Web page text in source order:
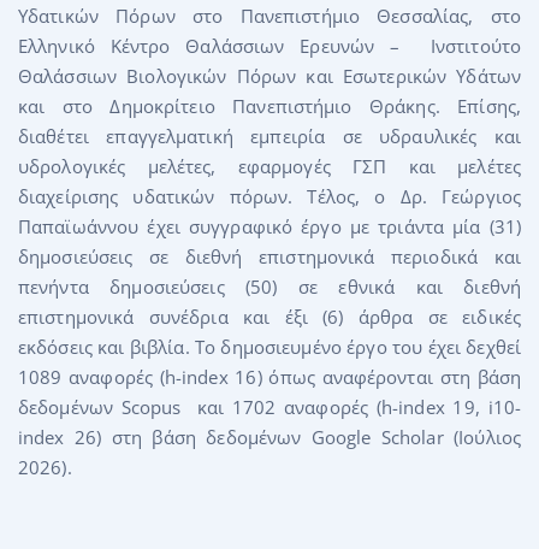
Υδατικών Πόρων στο Πανεπιστήμιο Θεσσαλίας, στο
Ελληνικό Κέντρο Θαλάσσιων Ερευνών – Ινστιτούτο
Θαλάσσιων Βιολογικών Πόρων και Εσωτερικών Υδάτων
και στο Δημοκρίτειο Πανεπιστήμιο Θράκης. Επίσης,
διαθέτει επαγγελματική εμπειρία σε υδραυλικές και
υδρολογικές μελέτες, εφαρμογές ΓΣΠ και μελέτες
διαχείρισης υδατικών πόρων. Τέλος, ο Δρ. Γεώργιος
Παπαϊωάννου έχει συγγραφικό έργο με τριάντα μία (31)
δημοσιεύσεις σε διεθνή επιστημονικά περιοδικά και
πενήντα δημοσιεύσεις (50) σε εθνικά και διεθνή
επιστημονικά συνέδρια και έξι (6) άρθρα σε ειδικές
εκδόσεις και βιβλία. Το δημοσιευμένο έργο του έχει δεχθεί
1089 αναφορές (h-index 16) όπως αναφέρονται στη βάση
δεδομένων Scopus και 1702 αναφορές (h-index 19, i10-
index 26) στη βάση δεδομένων Google Scholar (Ιούλιος
2026).